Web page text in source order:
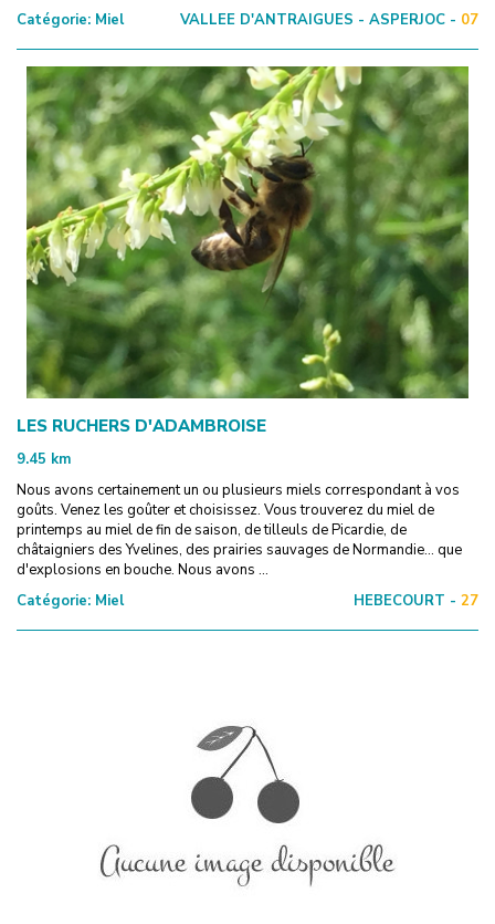
Catégorie: Miel VALLEE D'ANTRAIGUES - ASPERJOC - 07
LES RUCHERS D'ADAMBROISE
9.45 km
Nous avons certainement un ou plusieurs miels correspondant à vos
goûts. Venez les goûter et choisissez. Vous trouverez du miel de
printemps au miel de fin de saison, de tilleuls de Picardie, de
châtaigniers des Yvelines, des prairies sauvages de Normandie... que
d'explosions en bouche. Nous avons ...
Catégorie: Miel HEBECOURT - 27